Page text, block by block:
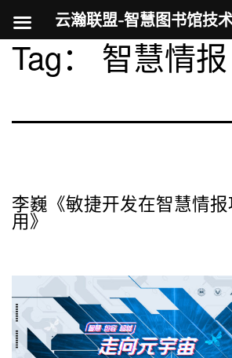
跳Tag： 智慧情报
李巍《敏捷开发在智慧情
用》
云瀚联盟-智慧图书馆技